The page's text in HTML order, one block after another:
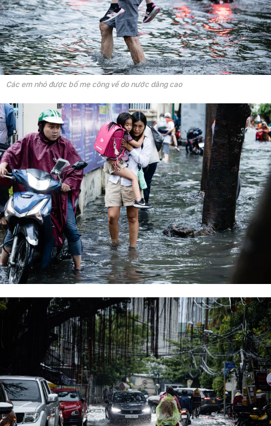
Các em nhỏ được bố mẹ cõng về do nước dâng cao